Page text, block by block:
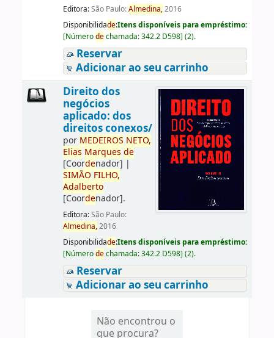
Editora:São Paulo:Almedina,2016
Disponibilidade:Itens disponíveis para empréstimo:
[Númerodechamada:342.2 D598] (2).
Reservar
Adicionar ao seu carrinho
Direito dos
negócios
aplicado: dos
direitos conexos/
por MEDEIROS NETO,
Elias Marques de
[Coordenador] |
SIMÃO FILHO,
Adalberto
[Coordenador].
Editora:São Paulo:
Almedina,2016
Disponibilidade:Itens disponíveis para empréstimo:
[Númerodechamada:342.2 D598] (2).
Reservar
Adicionar ao seu carrinho
Não encontrou o
que procura?